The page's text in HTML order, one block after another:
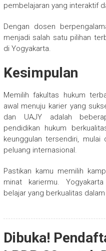
pembelajaran yang interaktif
Dengan dosen
menjadi salah satu pilihan
di Yogyakarta.
Kesimpulan
Memilih fakultas hukum
awal menuju karier yang
dan UAJY adalah
pendidikan hukum
keunggulan tersendiri,
peluang internasional.
Pastikan kamu memilih
minat kariermu.
belajar yang berkualitas
Dibuka!